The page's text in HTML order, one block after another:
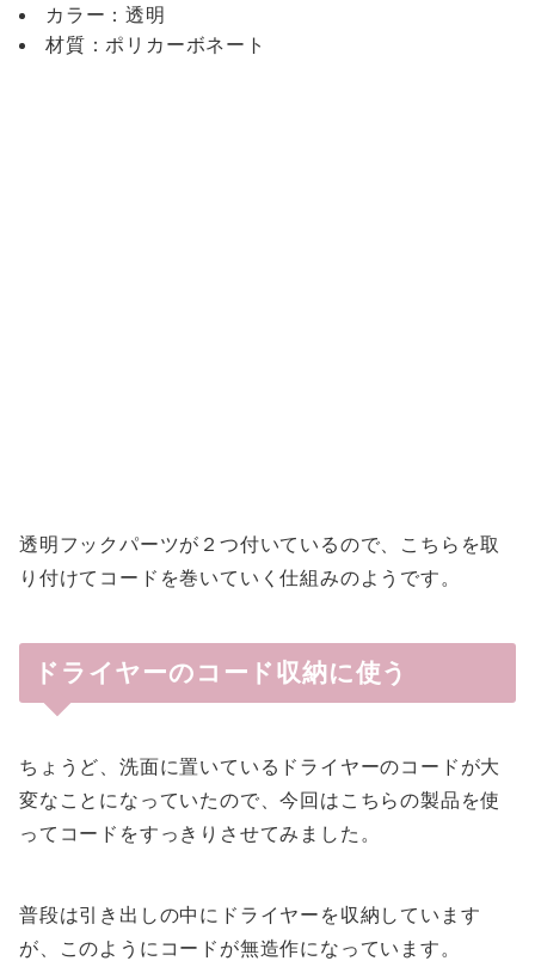
カラー：透明
材質：ポリカーボネート
透明フックパーツが２つ付いているので、こちらを取
り付けてコードを巻いていく仕組みのようです。
ドライヤーのコード収納に使う
ちょうど、洗面に置いているドライヤーのコードが大
変なことになっていたので、今回はこちらの製品を使
ってコードをすっきりさせてみました。
普段は引き出しの中にドライヤーを収納しています
が、このようにコードが無造作になっています。